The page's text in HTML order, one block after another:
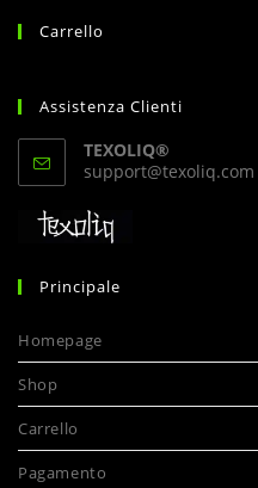
Carrello
Assistenza Clienti
TEXOLIQ®
support@texoliq.com
Principale
Homepage
Shop
Carrello
Pagamento